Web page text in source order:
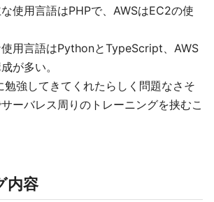
使用言語はPHPで、AWSはEC2の使
用言語はPythonとTypeScript、AWS
が多い。
強してきてくれたらしく問題なさそ
ーバレス周りのトレーニングを挟むこ
内容